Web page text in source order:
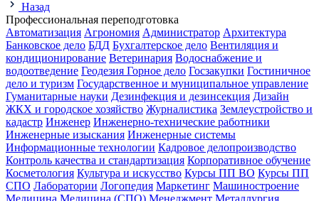
Назад
Профессиональная переподготовка
Автоматизация Агрономия Администратор Архитектура
Банковское дело БДД Бухгалтерское дело Вентиляция и
кондиционирование Ветеринария Водоснабжение и
водоотведение Геодезия Горное дело Госзакупки Гостиничное
дело и туризм Государственное и муниципальное управление
Гуманитарные науки Дезинфекция и дезинсекция Дизайн
ЖКХ и городское хозяйство Журналистика Землеустройство и
кадастр Инженер Инженерно-технические работники
Инженерные изыскания Инженерные системы
Информационные технологии Кадровое делопроизводство
Контроль качества и стандартизация Корпоративное обучение
Косметология Культура и искусство Курсы ПП ВО Курсы ПП
СПО Лаборатории Логопедия Маркетинг Машиностроение
Медицина Медицина (СПО) Менеджмент Металлургия